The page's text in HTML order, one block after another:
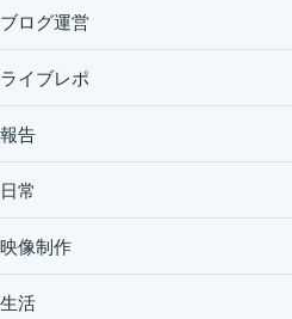
ブログ運営
ライブレポ
報告
日常
映像制作
生活